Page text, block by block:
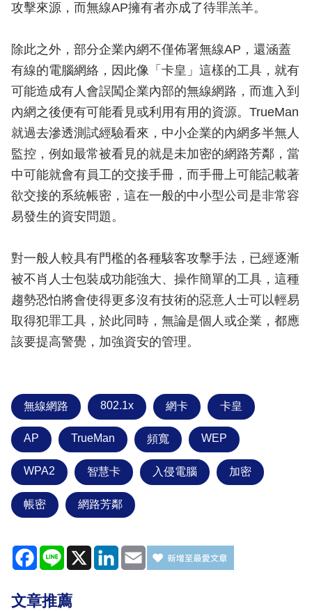
攻擊來源，而無線AP擁有者亦成了待罪羔羊。
除此之外，部分企業內網不僅佈署無線AP，還涵蓋
有線的電腦網絡，因此像「卡皇」這樣的工具，就有
可能造成有人會誤闖企業內部的無線網路，而進入到
內網之後便有可能看見或利用有用的資源。TrueMan
就過去滲透測試經驗看來，中小企業的內網多半無人
監控，例如最常被看見的就是未加密的網路芳鄰，當
中可能就會有員工的交接手冊，而手冊上可能記載著
欲交接的系統帳密，這在一般的中小型公司是非常容
易發生的資安問題。
對一般人較具有門檻的各種駭客攻擊手法，已經逐漸
被不肖人士包裝成功能強大、操作簡單的工具，這種
趨勢恐怕將會使得更多沒有技術的惡意人士可以輕易
取得犯罪工具，於此同時，無論是個人或企業，都應
該要提高警覺，加強資安的管理。
無線網路 802.1x 網卡 卡皇
AP TrueMan 頻寬 WEP
WPA2 智慧卡 入侵電腦 加密
帳密 網路芳鄰
Facebook
Line X LinkedIn
Email
文章推薦